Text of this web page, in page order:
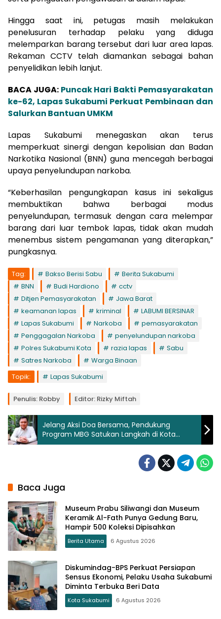
Hingga saat ini, petugas masih melakukan
penelusuran terhadap pelaku yang diduga
melemparkan barang tersebut dari luar area lapas.
Rekaman CCTV telah diamankan sebagai bahan
penyelidikan lebih lanjut.
BACA JUGA: Puncak Hari Bakti Pemasyarakatan
ke-62, Lapas Sukabumi Perkuat Pembinaan dan
Salurkan Bantuan UMKM
Lapas Sukabumi menegaskan akan terus
memperkuat sinergi dengan kepolisian dan Badan
Narkotika Nasional (BNN) guna mencegah berbagai
upaya penyelundupan narkoba.
“Keberhasilan pengungkapan kasus ini sekaligus
membuktikan bahwa berbagai modus
penyelundupan, termasuk dengan cara melempar
barang dari luar tembok lapas, tidak akan mudah
menembus sistem pengamanan yang diterapkan,”
pungkasnya.
Tag: Bakso Berisi Sabu
Berita Sukabumi
BNN
Budi Hardiono
cctv
Ditjen Pemasyarakatan
Jawa Barat
keamanan lapas
kriminal
LABUMI BERSINAR
Lapas Sukabumi
Narkoba
pemasyarakatan
Penggagalan Narkoba
penyelundupan narkoba
Polres Sukabumi Kota
razia lapas
Sabu
Satres Narkoba
Warga Binaan
Topik:
Lapas Sukabumi
Penulis: Robby Editor: Rizky Miftah
Jelang Aksi Doa Bersama, Pendukung
Program MBG Satukan Langkah di Kota
Sukabumi
Baca Juga
Museum Prabu Siliwangi dan Museum
Keramik Al-Fath Punya Gedung Baru,
Hampir 500 Koleksi Dipisahkan
Berita Utama 6 Agustus 2026
Diskumindag-BPS Perkuat Persiapan
Sensus Ekonomi, Pelaku Usaha Sukabumi
Diminta Terbuka Beri Data
Kota Sukabumi 6 Agustus 2026